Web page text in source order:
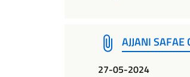
AJJANI SAFAE
27-05-2024